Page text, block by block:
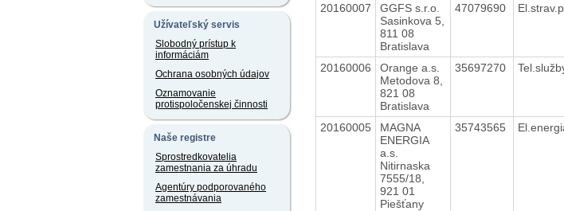
Užívateľský servis
Slobodný prístup k
informáciám
Ochrana osobných údajov
Oznamovanie
protispoločenskej činnosti
Naše registre
Sprostredkovatelia
zamestnania za úhradu
Agentúry podporovaného
zamestnávania
20160007
GGFS s.r.o.
Sasinkova 5,
811 08
Bratislava
47079690
20160006
Orange a.s.
Metodova 8,
821 08
Bratislava
35697270
20160005
MAGNA
ENERGIA
a.s.
Nitirnaska
7555/18,
921 01
Piešťany
35743565